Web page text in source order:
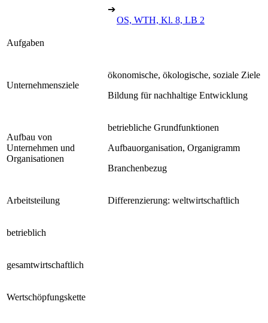
➔
OS, WTH, Kl. 8, LB 2
Aufgaben
Unternehmensziele
ökonomische, ökologische, soziale Ziele
Bildung für nachhaltige Entwicklung
Aufbau von
Unternehmen und
Organisationen
betriebliche Grundfunktionen
Aufbauorganisation, Organigramm
Branchenbezug
Arbeitsteilung Differenzierung: weltwirtschaftlich
betrieblich
gesamtwirtschaftlich
Wertschöpfungskette